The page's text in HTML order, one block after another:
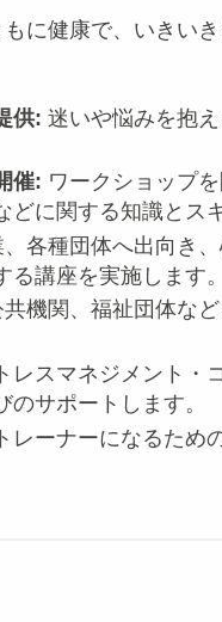
に健康で、いきい
供: 迷いや悩みを抱
催: ワークショップ
どに関する知識とス
各種団体へ出向き
講座を実施します。
共機関、福祉団体な
レスマネジメント・
サポートします。
レーナーになるため